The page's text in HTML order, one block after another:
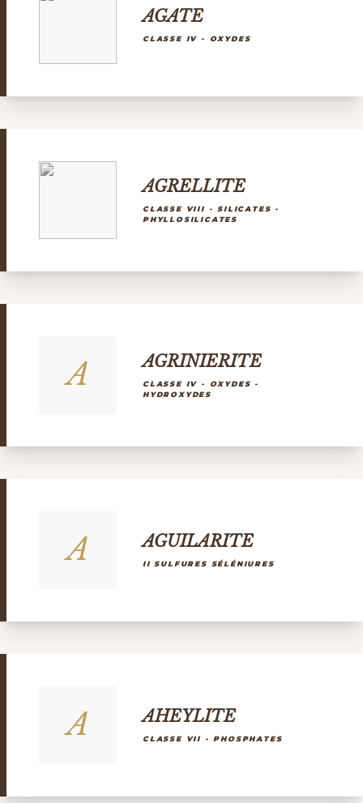
AGATE
CLASSE IV - OXYDES
AGRELLITE
CLASSE VIII - SILICATES -
PHYLLOSILICATES
A AGRINIERITE
CLASSE IV - OXYDES -
HYDROXYDES
A AGUILARITE
II SULFURES SÉLÉNIURES
A AHEYLITE
CLASSE VII - PHOSPHATES